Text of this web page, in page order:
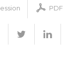
PDF